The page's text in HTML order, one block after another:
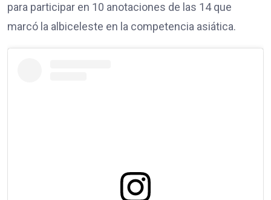
para participar en 10 anotaciones de las 14 que
marcó la albiceleste en la competencia asiática.